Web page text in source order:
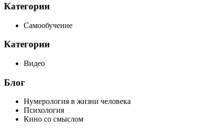
Категории
Самообучение
Категории
Видео
Блог
Нумерология в жизни человека
Психология
Кино со смыслом